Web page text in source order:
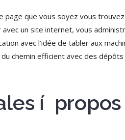
que vous soyez vous
un site internet, vous
avec l’idée de tabler aux
chemin efficient avec des
í